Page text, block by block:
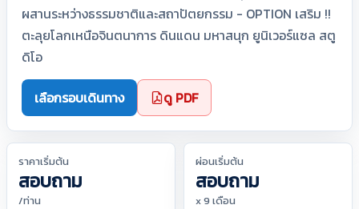
ผสานระหว่างธรรมชาติและสถาปัตยกรรม - OPTION เสริม !!
ตะลุยโลกเหนือจินตนาการ ดินแดน มหาสนุก ยูนิเวอร์แซล สตู
ดิโอ
เลือกรอบเดินทาง ดู PDF
ราคาเริ่มต้น
สอบถาม
/ท่าน
ผ่อนเริ่มต้น
สอบถาม
x 9 เดือน